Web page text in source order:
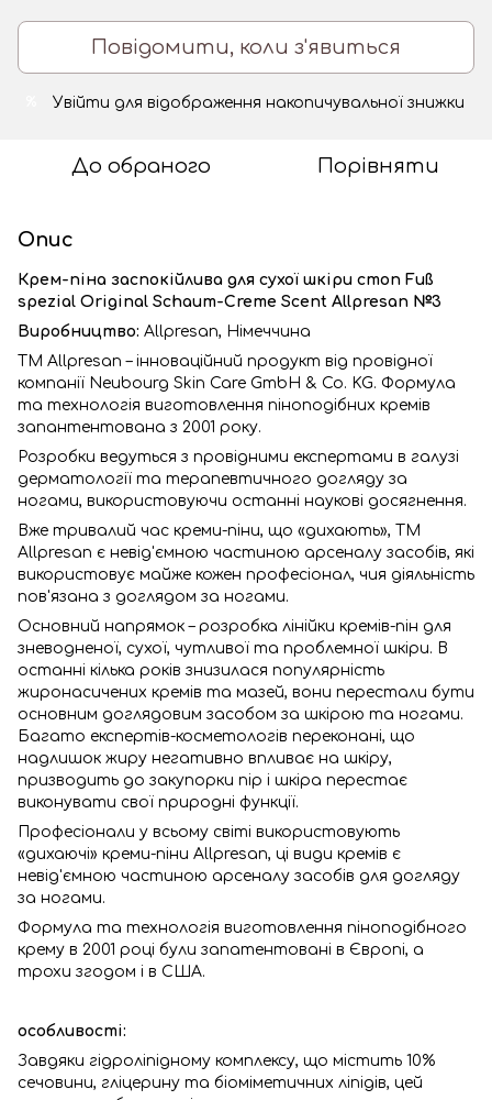
Повідомити, коли з'явиться
Увійти для відображення накопичувальної знижки
До обраного Порівняти
Опис
Крем-піна заспокійлива для сухої шкіри стоп Fuß
spezial Original Schaum-Creme Scent Allpresan №3
Виробництво: Allpresan, Німеччина
TM Allpresan – інноваційний продукт від провідної
компанії Neubourg Skin Care GmbH & Co. KG. Формула
та технологія виготовлення піноподібних кремів
запантентована з 2001 року.
Розробки ведуться з провідними експертами в галузі
дерматології та терапевтичного догляду за
ногами, використовуючи останні наукові досягнення.
Вже тривалий час креми-піни, що «дихають», TM
Allpresan є невід'ємною частиною арсеналу засобів, які
використовує майже кожен професіонал, чия діяльність
пов'язана з доглядом за ногами.
Основний напрямок – розробка лінійки кремів-пін для
зневодненої, сухої, чутливої та проблемної шкіри. В
останні кілька років знизилася популярність
жиронасичених кремів та мазей, вони перестали бути
основним доглядовим засобом за шкірою та ногами.
Багато експертів-косметологів переконані, що
надлишок жиру негативно впливає на шкіру,
призводить до закупорки пір і шкіра перестає
виконувати свої природні функції.
Професіонали у всьому світі використовують
«дихаючі» креми-піни Allpresan, ці види кремів є
невід'ємною частиною арсеналу засобів для догляду
за ногами.
Формула та технологія виготовлення піноподібного
крему в 2001 році були запатентовані в Європі, а
трохи згодом і в США.
особливості:
Завдяки гідроліпідному комплексу, що містить 10%
сечовини, гліцерину та біоміметичних ліпідів, цей